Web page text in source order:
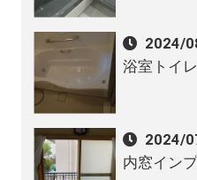
2024/
浴室トイ
2024/
内窓イン